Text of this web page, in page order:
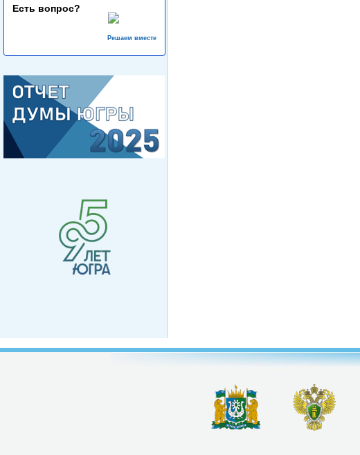
Есть вопрос?
Решаем вместе